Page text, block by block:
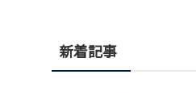
新着記事